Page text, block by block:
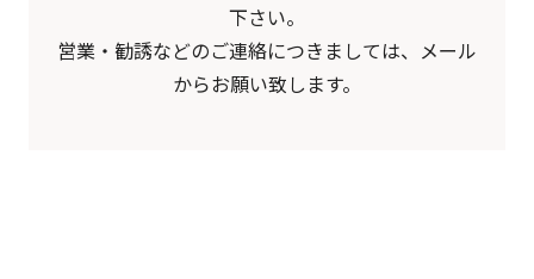
下さい。
営業・勧誘などのご連絡につきましては、メール
からお願い致します。